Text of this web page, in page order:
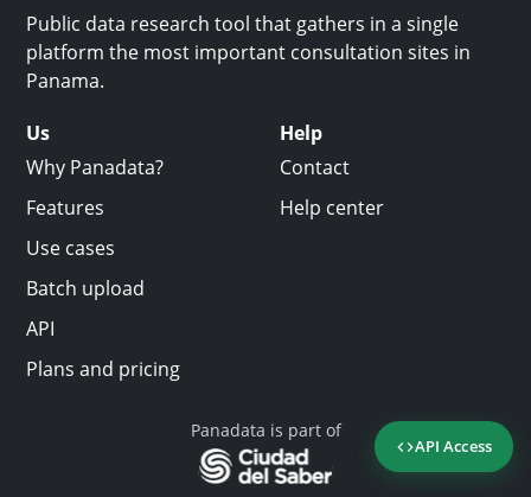
API Access
Public data research tool that gathers in a single
platform the most important consultation sites in
Panama.
Us
Why Panadata?
Features
Use cases
Batch upload
API
Plans and pricing
Help
Contact
Help center
Panadata is part of